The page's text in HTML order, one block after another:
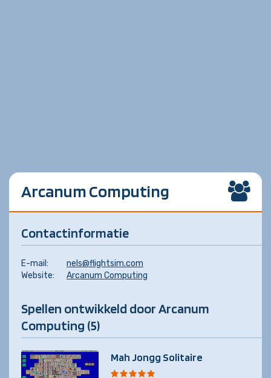
Arcanum Computing
Contactinformatie
E-mail:
nels@flightsim.com
Website:
Arcanum Computing
Spellen ontwikkeld door Arcanum
Computing (5)
Mah Jongg Solitaire